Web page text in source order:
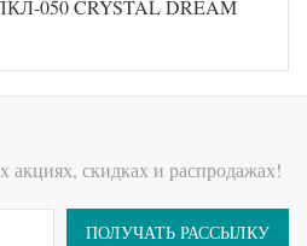
050 CRYSTAL DREAM
акциях, скидках и распродажах!
ПОЛУЧАТЬ РАССЫЛКУ